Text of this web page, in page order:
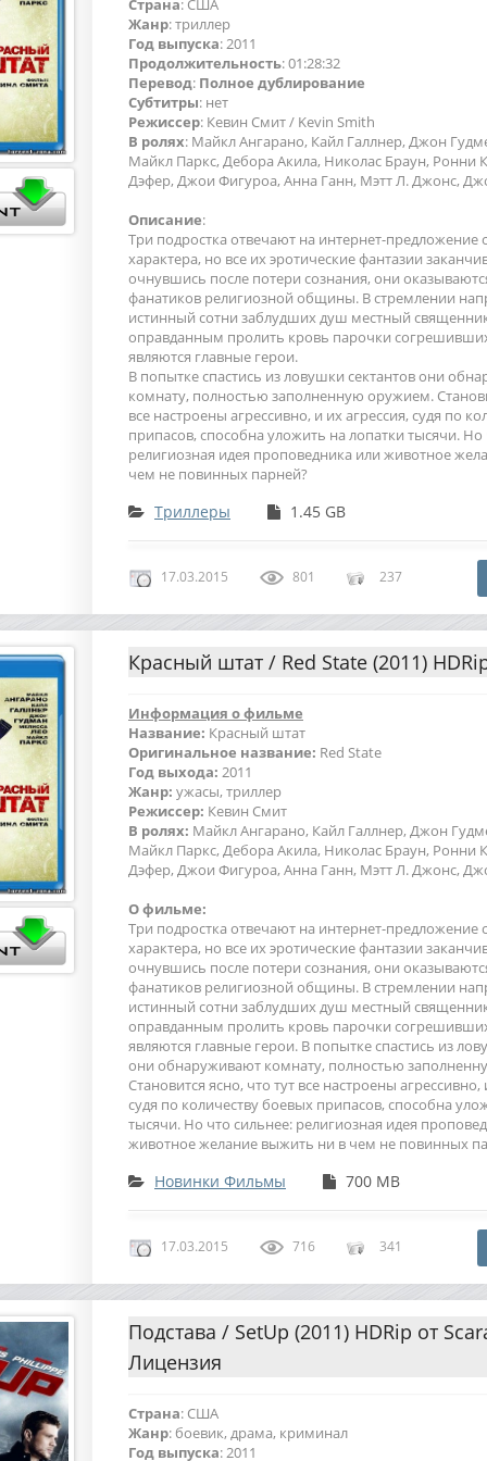
Страна: США
Жанр: триллер
Год выпуска: 2011
Продолжительность: 01:28:32
Перевод: Полное дублирование
Cубтитры: нет
Режиссер: Кевин Смит / Kevin Smith
В ролях: Майкл Ангарано, Кайл Галлнер, Джон
Майкл Паркс, Дебора Акила, Николас Браун, Ронни
Дэфер, Джои Фигуроа, Анна Ганн, Мэтт Л. Джонс,
Описание:
Три подростка отвечают на интернет-предложение
характера, но все их эротические фантазии
очнувшись после потери сознания, они
фанатиков религиозной общины. В стремлении
истинный сотни заблудших душ местный
оправданным пролить кровь парочки
являются главные герои.
В попытке спастись из ловушки сектантов они
комнату, полностью заполненную оружием.
все настроены агрессивно, и их агрессия, судя по
припасов, способна уложить на лопатки тысячи. Но
религиозная идея проповедника или животное
чем не повинных парней?
Триллеры 1.45 GB
17.03.2015 801 237
Красный штат / Red State (2011)
Информация о фильме
Название: Красный штат
Оригинальное название: Red State
Год выхода: 2011
Жанр: ужасы, триллер
Режиссер: Кевин Смит
В ролях: Майкл Ангарано, Кайл Галлнер, Джон
Майкл Паркс, Дебора Акила, Николас Браун, Ронни
Дэфер, Джои Фигуроа, Анна Ганн, Мэтт Л. Джонс,
О фильме:
Три подростка отвечают на интернет-предложение
характера, но все их эротические фантазии
очнувшись после потери сознания, они
фанатиков религиозной общины. В стремлении
истинный сотни заблудших душ местный
оправданным пролить кровь парочки
являются главные герои. В попытке спастись из
они обнаруживают комнату, полностью
Становится ясно, что тут все настроены агрессивно,
судя по количеству боевых припасов, способна
тысячи. Но что сильнее: религиозная идея
животное желание выжить ни в чем не повинных
Новинки Фильмы 700 MB
17.03.2015 716 341
Подстава / SetUp (2011) HDRip от
Лицензия
Страна: США
Жанр: боевик, драма, криминал
Год выпуска: 2011